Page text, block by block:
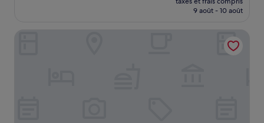
prix
de
91 €
9 août - 10 août